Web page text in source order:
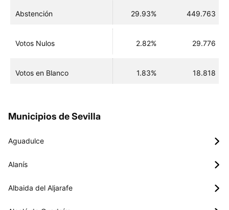
Abstención 29.93% 449.763
Votos Nulos 2.82% 29.776
Votos en Blanco 1.83% 18.818
Municipios de Sevilla
Aguadulce
Alanís
Albaida del Aljarafe